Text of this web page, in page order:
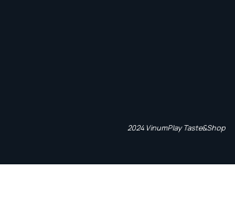
2024 VinumPlay Taste&Shop